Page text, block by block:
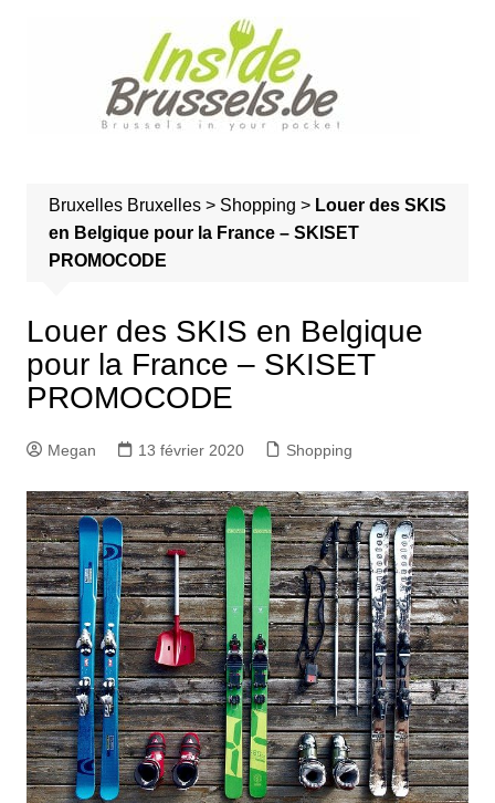
Bruxelles Bruxelles> Shopping > Louer des SKIS
en Belgique pour la France – SKISET
PROMOCODE
Louer des SKIS en Belgique
pour la France – SKISET
PROMOCODE
Megan 13 février 2020 Shopping